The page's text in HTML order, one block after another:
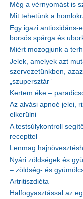
Még a vérnyomást is
Mit tehetünk a
Egy igazi antioxidáns-
borsós spárga és
Miért mozogjunk a
Jelek, amelyek azt
szervezetünkben,
„szupersztár”
Kertem éke –
Az alvási apnoé jelei,
elkerülni
A testsúlykontroll
recepttel
Lenmag
Nyári zöldségek és
– zöldség- és
Artritiszdiéta
Halfogyasztással az